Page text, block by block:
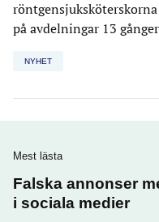
på avdelningar 13
NYHET
Mest lästa
Falska annonser
i sociala medier